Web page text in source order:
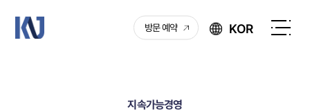
케
이
방문 예약 KOR
지속가능경영